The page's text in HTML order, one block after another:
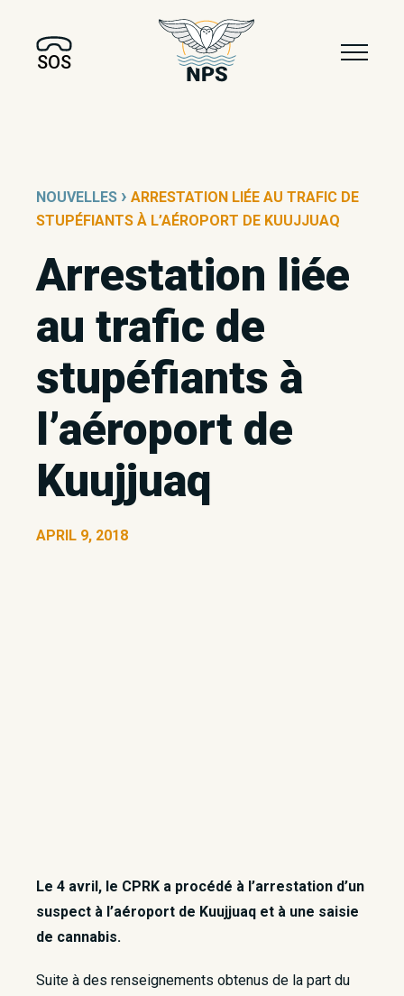
SOS
NOUVELLES › ARRESTATION LIÉE AU TRAFIC DE
STUPÉFIANTS À L’AÉROPORT DE KUUJJUAQ
Arrestation liée
au trafic de
stupéfiants à
l’aéroport de
Kuujjuaq
APRIL 9, 2018
Le 4 avril, le CPRK a procédé à l’arrestation d’un
suspect à l’aéroport de Kuujjuaq et à une saisie
de cannabis.
Suite à des renseignements obtenus de la part du